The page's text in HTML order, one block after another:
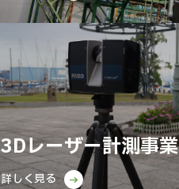
3Dレーザー計測事業
詳しく見る